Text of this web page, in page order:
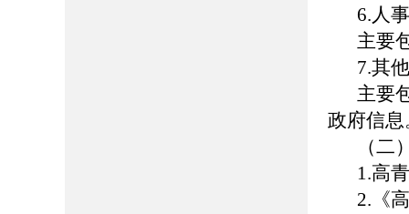
6.人
主要
7.其
主要
政府信息
（二
1.高
2.《